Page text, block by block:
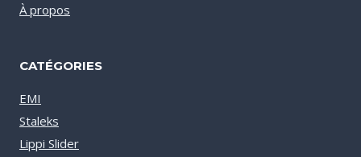
À propos
CATÉGORIES
EMI
Staleks
Lippi Slider